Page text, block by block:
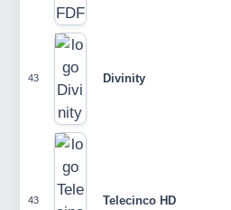
43 Divinity
43 Telecinco HD